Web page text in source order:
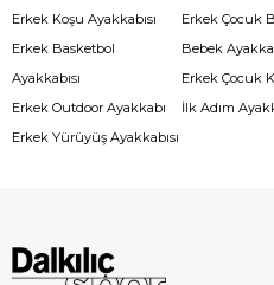
Erkek Koşu Ayakkabısı
Erkek Basketbol
Ayakkabısı
Erkek Outdoor Ayakkabı
Erkek Yürüyüş Ayakkabısı
Erkek Çocuk
Bebek
Erkek Çocuk
İlk Adım